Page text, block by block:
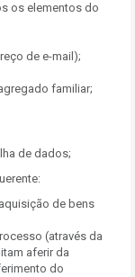
os elementos do
de e-mail);
familiar;
de dados;
de bens
(através da
aferir da
do